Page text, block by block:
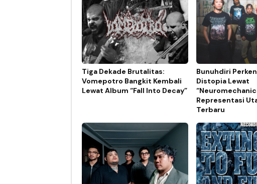
Tiga Dekade Brutalitas:
Vomepotro Bangkit Kembali
Lewat Album “Fall Into Decay”
Bunuhdiri
Distopia Lewat
Representasi
Terbaru